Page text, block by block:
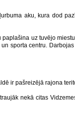
aku, kura dod
uz tuvējo
sporta centru.
ir pašreizējā rajona
nekā citas